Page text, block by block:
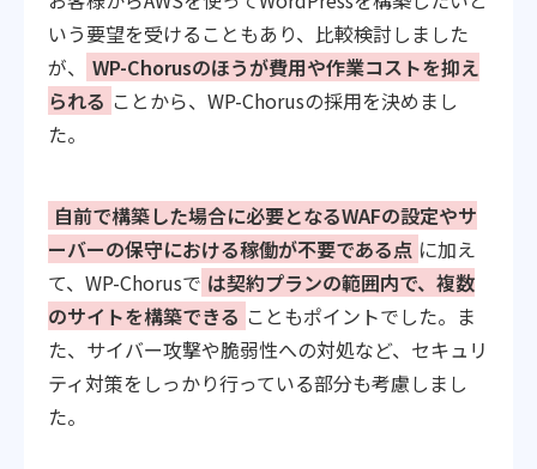
いう要望を受けることもあり、比較検討しました
が、
WP-Chorusのほうが費用や作業コストを抑え
られる ことから、WP-Chorusの採用を決めまし
た。
自前で構築した場合に必要となるWAFの設定やサ
ーバーの保守における稼働が不要である点 に加え
て、WP-Chorusで は契約プランの範囲内で、複数
のサイトを構築できる こともポイントでした。ま
た、サイバー攻撃や脆弱性への対処など、セキュリ
ティ対策をしっかり行っている部分も考慮しまし
た。